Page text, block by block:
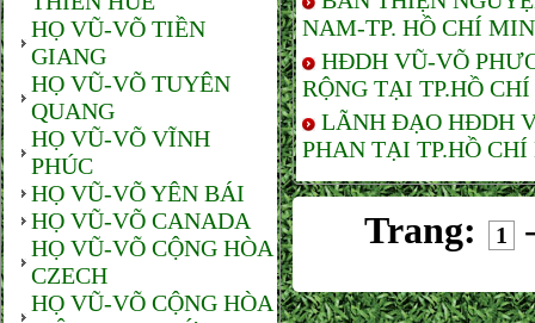
HỌ VŨ-VÕ TIỀN
GIANG
HỌ VŨ-VÕ TUYÊN
QUANG
HỌ VŨ-VÕ VĨNH
PHÚC
HỌ VŨ-VÕ YÊN BÁI
HỌ VŨ-VÕ CANADA
HỌ VŨ-VÕ CỘNG HÒA
CZECH
HỌ VŨ-VÕ CỘNG HÒA
NAM-TP. HỒ CHÍ
HĐDH VŨ-VÕ
RỘNG TẠI TP.HỒ
LÃNH ĐẠO HĐDH
PHAN TẠI TP.HỒ
Trang: 1